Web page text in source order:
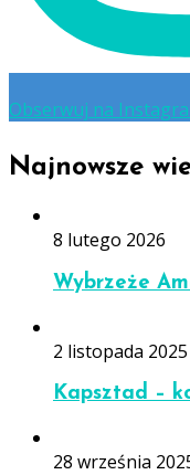
Obserwuj na
Najnowsze
8 lutego 2026
Wybrzeże
2 listopada 2025
Kapsztad –
28 września